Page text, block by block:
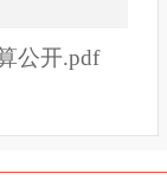
公开.pdf